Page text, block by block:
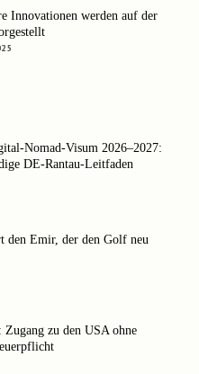
Innovationen werden auf der
Nomad-Visum 2026–2027:
DE-Rantau-Leitfaden
den Emir, der den Golf neu
Zugang zu den USA ohne